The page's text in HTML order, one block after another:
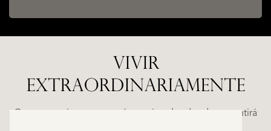
VIVIR
EXTRAORDINARIAMENTE
Casas espaciosas con carácter, situadas donde se sentirá
ALICANTE
RUAYA